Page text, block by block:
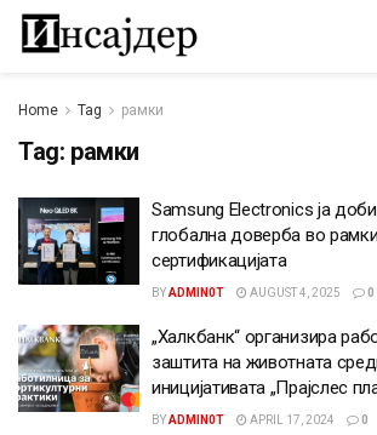
Home Tag рамки
Tag: рамки
Samsung Electronics ја
глобална доверба во
сертификацијата
BYADMIN0T AUGUST 4, 2025 0
„Халкбанк“ организира
заштита на животната
иницијативата „Прајслес
BYADMIN0T APRIL 17, 2024 0